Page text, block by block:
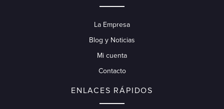
La Empresa
Blog y Noticias
Mi cuenta
Contacto
ENLACES RÁPIDOS